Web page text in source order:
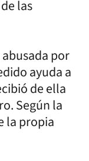
las
por
ayuda a
de ella
Según la
la propia